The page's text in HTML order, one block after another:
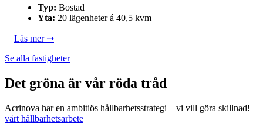
Typ: Bostad
Yta: 20 lägenheter á 40,5 kvm
Läs mer ➝
Se alla fastigheter
Det gröna är vår röda tråd
Acrinova har en ambitiös hållbarhetsstrategi – vi vill göra skillnad!
vårt hållbarhetsarbete